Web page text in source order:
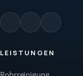
LEISTUNGEN